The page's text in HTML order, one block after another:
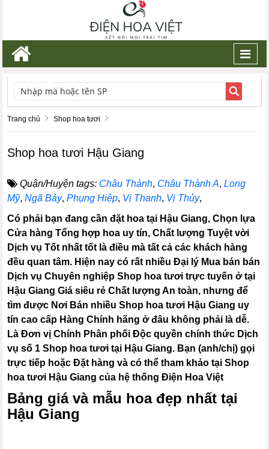
TÌM KIẾM
Trang chủ Shop hoa tươi
Shop hoa tươi Hậu Giang
Quận/Huyện tags: Châu Thành, Châu Thành A,Long
Mỹ,Ngã Bảy,Phụng Hiệp, Vị Thanh, Vị Thủy,
Có phải bạn đang cần đặt hoa tại Hậu Giang, Chọn lựa
Cửa hàng Tổng hợp hoa uy tín, Chất lượng Tuyệt vời
Dịch vụ Tốt nhất tốt là điều mà tất cả các khách hàng
đều quan tâm. Hiện nay có rất nhiều Đại lý Mua bán bán
Dịch vụ Chuyên nghiệp Shop hoa tươi trực tuyến ở tại
Hậu Giang Giá siêu rẻ Chất lượng An toàn, nhưng để
tìm được Nơi Bán nhiều Shop hoa tươi Hậu Giang uy
tín cao cấp Hàng Chính hãng ở đâu không phải là dễ.
Là Đơn vị Chính Phân phối Độc quyền chính thức Dịch
vụ số 1 Shop hoa tươi tại Hậu Giang. Bạn (anh/chị) gọi
trực tiếp hoặc Đặt hàng và có thể tham khảo tại Shop
hoa tươi Hậu Giang của hệ thống Điện Hoa Việt
Bảng giá và mẫu hoa đẹp nhất tại
Hậu Giang